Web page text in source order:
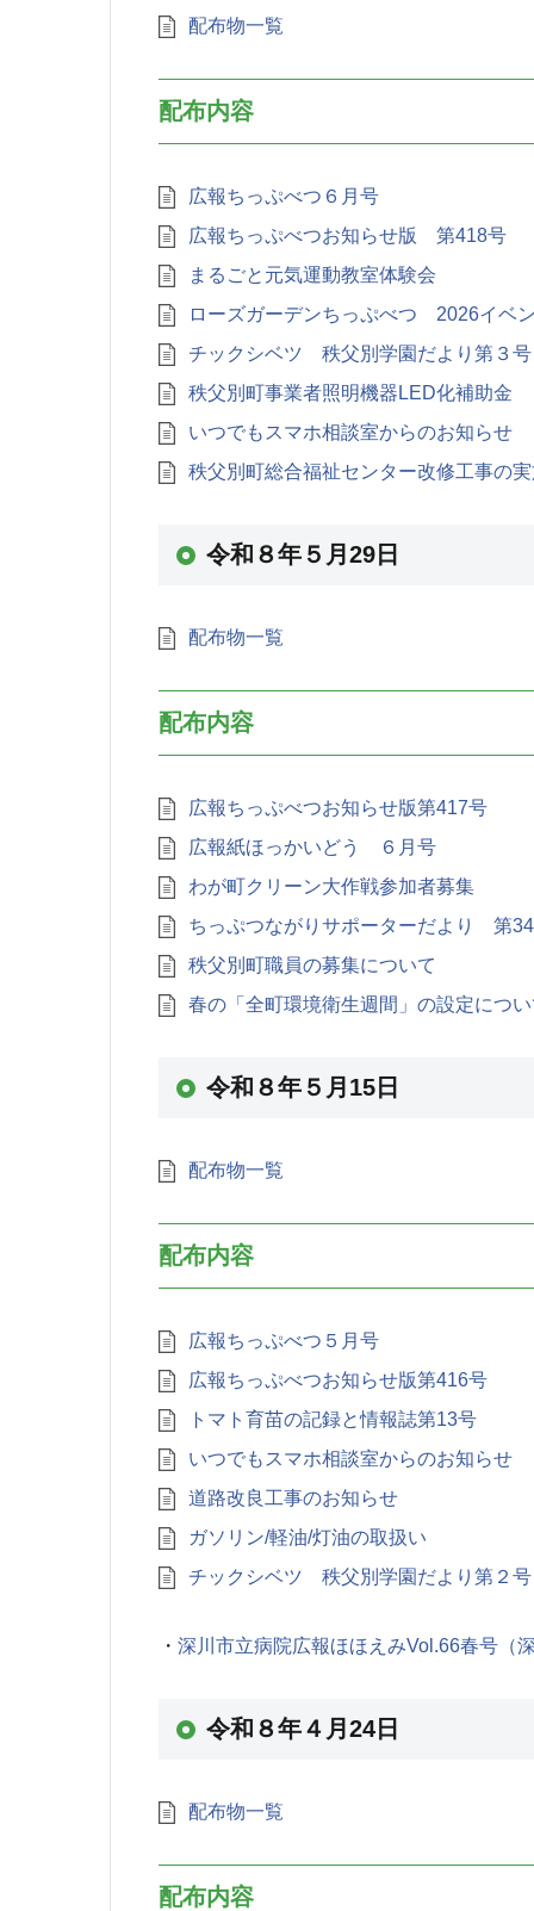
配布物一覧
配布内容
広報ちっぷべつ６月号
広報ちっぷべつお知らせ版 第418号
まるごと元気運動教室体験会
ローズガーデンちっぷべつ 2026イベ
チックシベツ 秩父別学園だより第３号
秩父別町事業者照明機器LED化補助金
いつでもスマホ相談室からのお知らせ
秩父別町総合福祉センター改修工事の
令和８年５月29日
配布物一覧
配布内容
広報ちっぷべつお知らせ版第417号
広報紙ほっかいどう ６月号
わが町クリーン大作戦参加者募集
ちっぷつながりサポーターだより 第
秩父別町職員の募集について
春の「全町環境衛生週間」の設定につ
令和８年５月15日
配布物一覧
配布内容
広報ちっぷべつ５月号
広報ちっぷべつお知らせ版第416号
トマト育苗の記録と情報誌第13号
いつでもスマホ相談室からのお知らせ
道路改良工事のお知らせ
ガソリン/軽油/灯油の取扱い
チックシベツ 秩父別学園だより第２号
深川市立病院広報ほほえみVol.66春号（
令和８年４月24日
配布物一覧
配布内容